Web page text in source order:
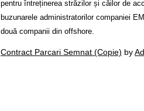
pentru întreținerea străzilor și căilor de
buzunarele administratorilor companiei
două companii din offshore.
Contract Parcari Semnat (Copie) by